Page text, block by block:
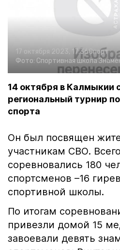
17 октября 2023, 17:36Спорт
Фото: Спортивная школа
14 октября в Калмыкии
региональный турнир
спорта
Он был посвящен
участникам СВО.
соревновались 180
спортсменов –16
спортивной школы.
По итогам
привезли домой 15
завоевали девять